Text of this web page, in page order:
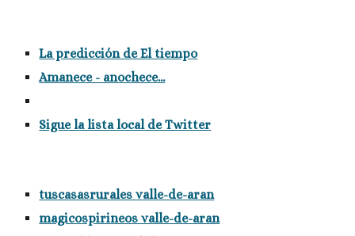
La predicción de El tiempo
Amanece - anochece...
Sigue la lista local de Twitter
tuscasasrurales valle-de-aran
magicospirineos valle-de-aran